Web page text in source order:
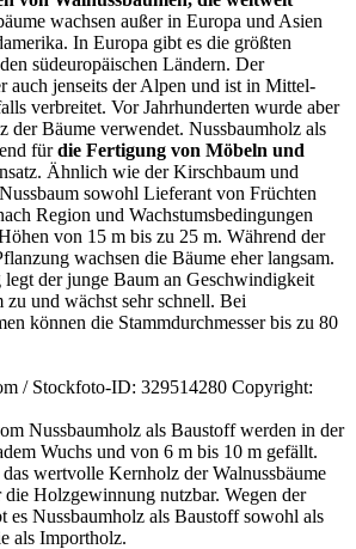
wachsen außer in Europa und Asien
In Europa gibt es die größten
südeuropäischen Ländern. Der
auch jenseits der Alpen und ist in Mittel-
verbreitet. Vor Jahrhunderten wurde aber
der Bäume verwendet. Nussbaumholz als
fürdie Fertigung von Möbeln und
Ähnlich wie der Kirschbaum und
sowohl Lieferant von Früchten
Region und Wachstumsbedingungen
von 15 m bis zu 25 m. Während der
wachsen die Bäume eher langsam.
der junge Baum an Geschwindigkeit
zu und wächst sehr schnell. Bei
können die Stammdurchmesser bis zu 80
/ Stockfoto-ID: 329514280 Copyright:
Nussbaumholz als Baustoff werden in der
Wuchs und von 6 m bis 10 m gefällt.
wertvolle Kernholz der Walnussbäume
die Holzgewinnung nutzbar. Wegen der
es Nussbaumholz als Baustoff sowohl als
als Importholz.